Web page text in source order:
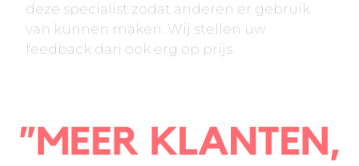
deze specialist zodat anderen er gebruik
van kunnen maken. Wij stellen uw
feedback dan ook erg op prijs.